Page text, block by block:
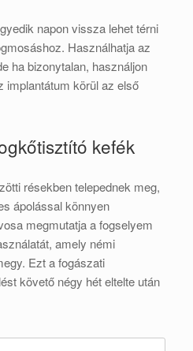
napon vissza lehet térni
Használhatja az
ha bizonytalan, használjon
implantátum körül az első
kefék
résekben telepednek meg,
ápolással könnyen
megmutatja a fogselyem
amely némi
Ezt a fogászati
követő négy hét eltelte után